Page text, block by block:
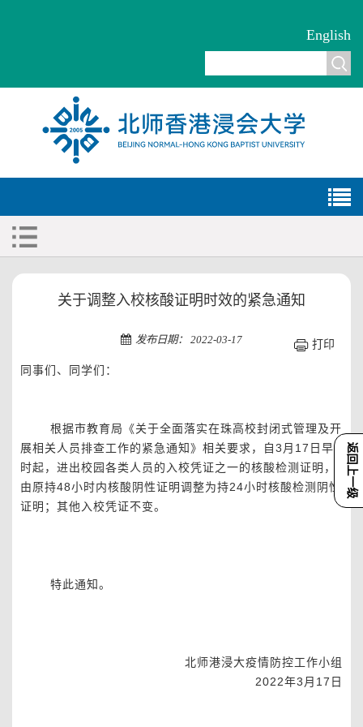
返回上一级
English
关于调整入校核酸证明时效的紧急通知
发布日期： 2022-03-17 打印
同事们、同学们：
根据市教育局《关于全面落实在珠高校封闭式管理及开
展相关人员排查工作的紧急通知》相关要求，自3 月 17 日早8
时起，进出校园各类人员的入校凭证之一的核酸检测证明，
由原持48小时内核酸阴性证明调整为持24小时核酸检测阴性
证明；其他入校凭证不变。
特此通知。
北师港浸大疫情防控工作小组
2022年3 月 17 日